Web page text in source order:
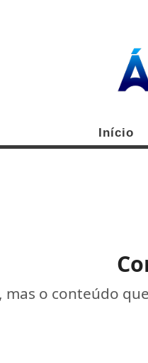
Início
mas o conteúdo